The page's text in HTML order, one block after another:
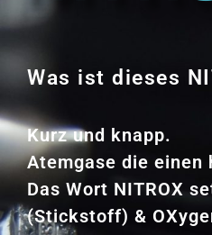
Was ist dieses
Kurz und knapp.
Atemgase die
Das Wort NITROX
(Stickstoff) &